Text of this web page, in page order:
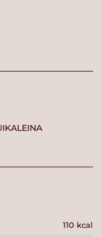
110 kcal